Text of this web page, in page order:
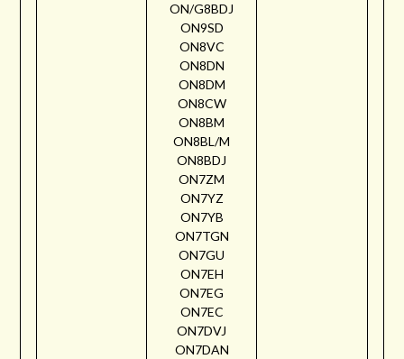
ON/G8BDJ
ON9SD
ON8VC
ON8DN
ON8DM
ON8CW
ON8BM
ON8BL/M
ON8BDJ
ON7ZM
ON7YZ
ON7YB
ON7TGN
ON7GU
ON7EH
ON7EG
ON7EC
ON7DVJ
ON7DAN